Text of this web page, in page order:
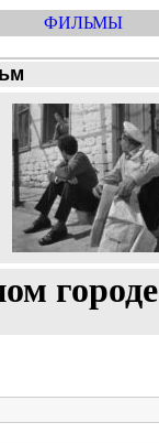
ФИЛЬМЫ
городе